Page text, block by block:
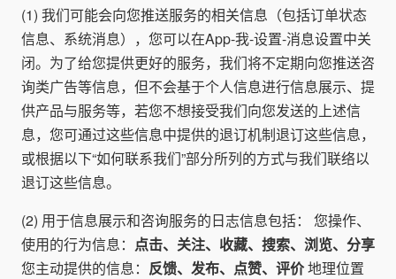
(1) 我们可能会向您推送服务的相关信息（包括订单状态
信息、系统消息），您可以在App-我-设置-消息设置中关
闭。为了给您提供更好的服务，我们将不定期向您推送咨
询类广告等信息，但不会基于个人信息进行信息展示、提
供产品与服务等，若您不想接受我们向您发送的上述信
息，您可通过这些信息中提供的退订机制退订这些信息，
或根据以下“如何联系我们”部分所列的方式与我们联络以
退订这些信息。
(2) 用于信息展示和咨询服务的日志信息包括： 您操作、
使用的行为信息： 点击、关注、收藏、搜索、浏览、分享
您主动提供的信息： 反馈、发布、点赞、评价地理位置